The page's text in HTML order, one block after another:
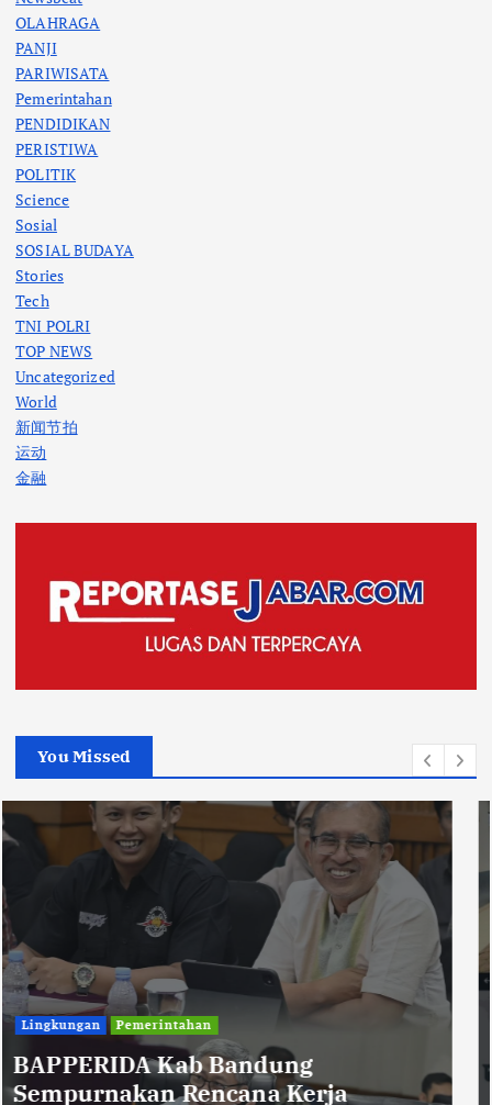
OLAHRAGA
PANJI
PARIWISATA
Pemerintahan
PENDIDIKAN
PERISTIWA
POLITIK
Science
Sosial
SOSIAL BUDAYA
Stories
Tech
TNI POLRI
TOP NEWS
Uncategorized
World
新闻节拍
运动
金融
You Missed
Uncategorized
Diberitakan Tanpa Konfirmasi,
Satresnarkoba Polres Cimahi dan
Yayasan Ultra Jadi Korban Narasi